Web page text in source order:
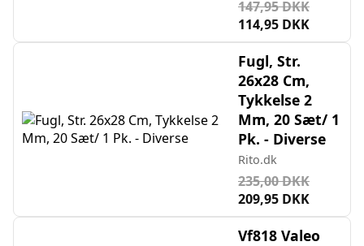
147,95 DKK
114,95 DKK
Fugl, Str.
26x28 Cm,
Tykkelse 2
Mm, 20 Sæt/ 1
Pk. - Diverse
Rito.dk
235,00 DKK
209,95 DKK
Vf818 Valeo